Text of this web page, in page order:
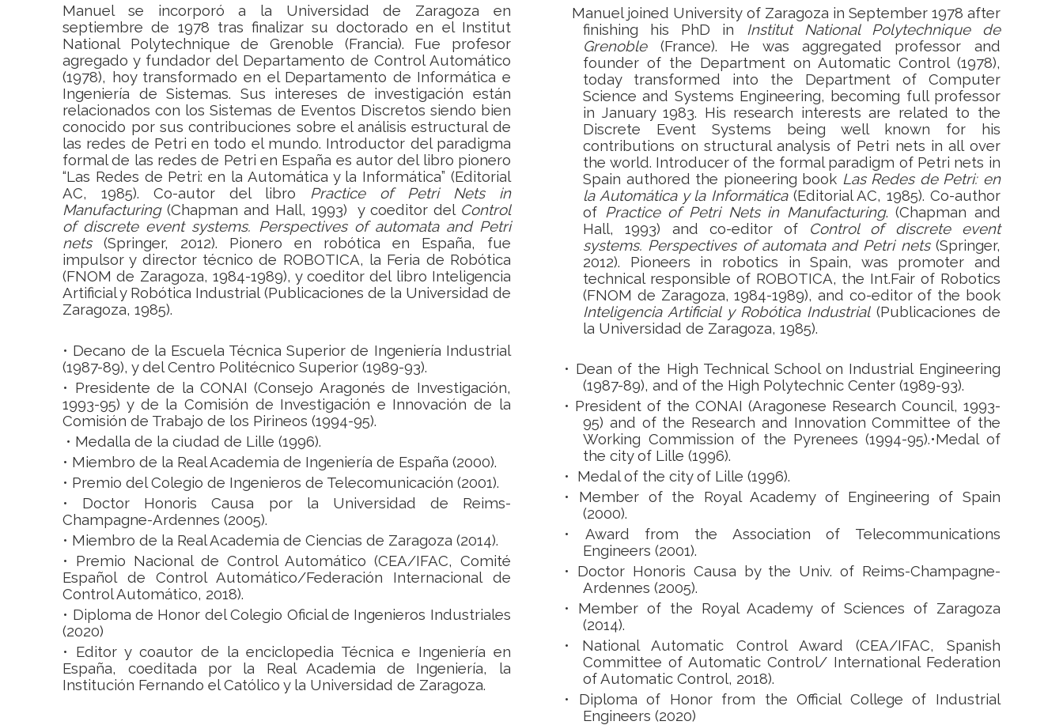
Manuel se incorporó a la Universidad de Zaragoza en
septiembre de 1978 tras finalizar su doctorado en el Institut
National Polytechnique de Grenoble (Francia). Fue profesor
agregado y fundador del Departamento de Control Automático
(1978), hoy transformado en el Departamento de Informática e
Ingeniería de Sistemas. Sus intereses de investigación están
relacionados con los Sistemas de Eventos Discretos siendo bien
conocido por sus contribuciones sobre el análisis estructural de
las redes de Petri en todo el mundo. Introductor del paradigma
formal de las redes de Petri en España es autor del libro pionero
“Las Redes de Petri: en la Automática y la Informática” (Editorial
AC, 1985).Co-autor del libro Practice of Petri Nets in
Manufacturing(Chapman and Hall, 1993) y coeditor del Control
of discrete event systems. Perspectives of automata and Petri
nets(Springer, 2012). Pionero en robótica en España, fue
impulsor y director técnico de ROBOTICA, la Feria de Robótica
(FNOM de Zaragoza, 1984-1989), y coeditor del libro Inteligencia
Artificial y Robótica Industrial (Publicaciones de la Universidad de
Zaragoza, 1985).
• Decano de la Escuela Técnica Superior de Ingeniería Industrial
(1987-89), y del Centro Politécnico Superior (1989-93).
• Presidente de la CONAI (Consejo Aragonés de Investigación,
1993-95) y de la Comisión de Investigación e Innovación de la
Comisión de Trabajo de los Pirineos (1994-95).
• Medalla de la ciudad de Lille (1996).
• Miembro de la Real Academia de Ingeniería de España (2000).
• Premio del Colegio de Ingenieros de Telecomunicación (2001).
• Doctor Honoris Causa por la Universidad de Reims-
Champagne-Ardennes (2005).
• Miembro de la Real Academia de Ciencias de Zaragoza (2014).
• Premio Nacional de Control Automático (CEA/IFAC, Comité
Español de Control Automático/Federación Internacional de
Control Automático, 2018).
• Diploma de Honor del Colegio Oficial de Ingenieros Industriales
(2020)
• Editor y coautor de la enciclopedia Técnica e Ingeniería en
España, coeditada por la Real Academia de Ingeniería, la
Institución Fernando el Católico y la Universidad de Zaragoza.
Manuel joined University of Zaragoza in September 1978 after
finishing his PhD in
Institut National Polytechnique de
Grenoble(France). He was aggregated professor and
founder of the Department on Automatic Control (1978),
today transformed into the Department of Computer
Science and Systems Engineering, becoming full professor
in January 1983. His research interests are related to the
Discrete Event Systems being well known for his
contributions on structural analysis of Petri nets in all over
the world. Introducer of the formal paradigm of Petri nets in
Spain authored the pioneering book Las Redes de Petri: en
la Automática y la Informática(Editorial AC, 1985). Co-author
of Practice of Petri Nets in Manufacturing. (Chapman and
Hall, 1993) and co-editor of Control of discrete event
systems. Perspectives of automata and Petri nets(Springer,
2012). Pioneers in robotics in Spain, was promoter and
technical responsible of ROBOTICA, the Int.Fair of Robotics
(FNOM de Zaragoza, 1984-1989), and co-editor of the book
Inteligencia Artificial y Robótica Industrial (Publicaciones de
la Universidad de Zaragoza, 1985).
• Dean of the High Technical School on Industrial Engineering
(1987-89), and of the High Polytechnic Center (1989-93).
• President of the CONAI (Aragonese Research Council, 1993-
95) and of the Research and Innovation Committee of the
Working Commission of the Pyrenees (1994-95).•Medal of
the city of Lille (1996).
• Medal of the city of Lille (1996).
• Member of the Royal Academy of Engineering of Spain
(2000).
• Award from the Association of Telecommunications
Engineers (2001).
• Doctor Honoris Causa by the Univ. of Reims-Champagne-
Ardennes (2005).
• Member of the Royal Academy of Sciences of Zaragoza
(2014).
• National Automatic Control Award (CEA/IFAC, Spanish
Committee of Automatic Control/ International Federation
of Automatic Control, 2018).
• Diploma of Honor from the Official College of Industrial
Engineers (2020)